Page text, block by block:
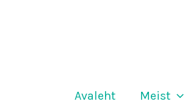
Avaleht Meist